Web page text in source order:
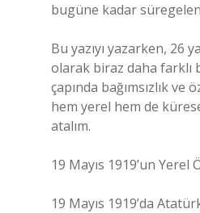
bugüne kadar
Bu yazıyı yazarken, 26
olarak biraz daha farklı
çapında bağımsızlık
hem yerel hem de
atalım.
19 Mayıs 1919’un
19 Mayıs 1919’da